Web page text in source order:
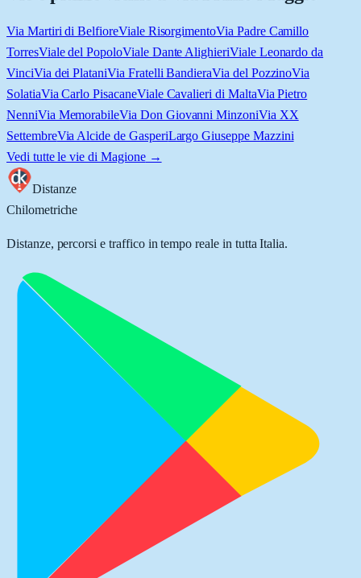
Via Martiri di BelfioreViale RisorgimentoVia Padre Camillo
TorresViale del PopoloViale Dante AlighieriViale Leonardo da
VinciVia dei PlataniVia Fratelli BandieraVia del PozzinoVia
SolatiaVia Carlo PisacaneViale Cavalieri di MaltaVia Pietro
NenniVia MemorabileVia Don Giovanni MinzoniVia XX
SettembreVia Alcide de GasperiLargo Giuseppe Mazzini
Vedi tutte le vie di Magione→
Distanze
Chilometriche
Distanze, percorsi e traffico in tempo reale in tutta Italia.